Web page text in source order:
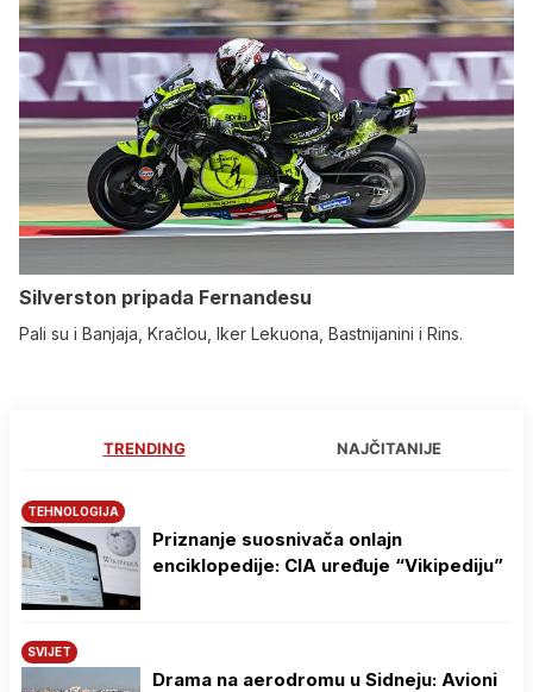
Silverston pripada Fernandesu
Pali su i Banjaja, Kračlou, Iker Lekuona, Bastnijanini i Rins.
TRENDING NAJČITANIJE
TEHNOLOGIJA
Priznanje suosnivača onlajn
enciklopedije: CIA uređuje “Vikipediju”
SVIJET
Drama na aerodromu u Sidneju: Avioni